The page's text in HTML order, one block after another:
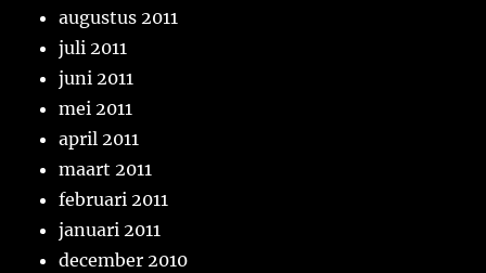
augustus 2011
juli 2011
juni 2011
mei 2011
april 2011
maart 2011
februari 2011
januari 2011
december 2010